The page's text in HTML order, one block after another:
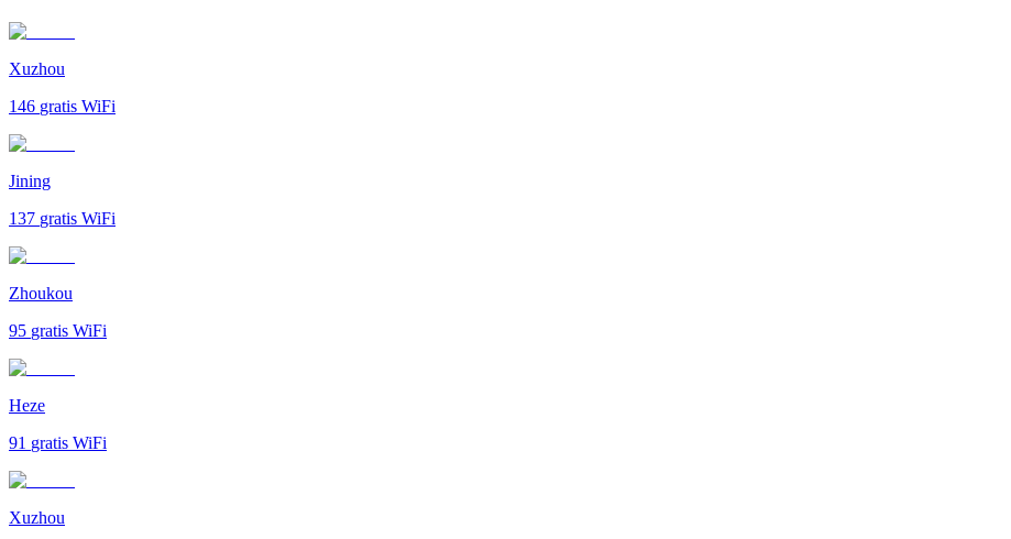
Xuzhou
146 gratis WiFi
Jining
137 gratis WiFi
Zhoukou
95 gratis WiFi
Heze
91 gratis WiFi
Xuzhou